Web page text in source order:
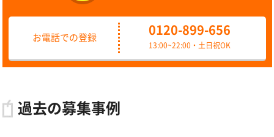
お電話での登録
0120-899-656
13:00~22:00・土日祝OK
過去の募集事例